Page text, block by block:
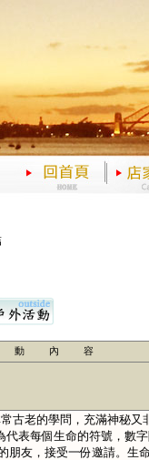
動 內 容
古老的學問，充滿神秘
表每個生命的符號，數
朋友，接受一份邀請。生